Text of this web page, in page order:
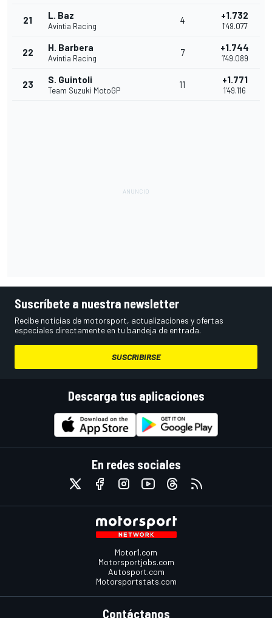
21 L. Baz
Avintia Racing
4 +1.732
1'49.077
22 H. Barbera
Avintia Racing
7 +1.744
1'49.089
23 S. Guintoli
Team Suzuki MotoGP
11 +1.771
1'49.116
Suscríbete a nuestra newsletter
Recibe noticias de motorsport, actualizaciones y ofertas
especiales directamente en tu bandeja de entrada.
SUSCRIBIRSE
Descarga tus aplicaciones
En redes sociales
Motor1.com
Motorsportjobs.com
Autosport.com
Motorsportstats.com
Contáctanos